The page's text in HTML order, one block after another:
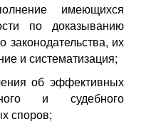
имеющихся
по доказыванию
законодательства, их
и систематизация;
об эффективных
и судебного
споров;